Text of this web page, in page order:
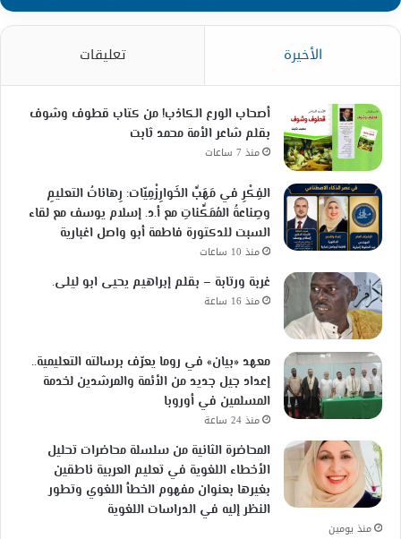
الأخيرة تعليقات
أصحاب الورع الكاذب! من كتاب قطوف وشوف
بقلم شاعر الأمة محمد ثابت
منذ 7 ساعات
الفِكْرِ في مَهَبِّ الخَوارِزْمِيّات: رِهاناتُ التعليمِ
وصِناعةُ المُمَكِّناتِ مع أ.د. إسلام يوسف مع لقاء
السبت للدكتورة فاطمة أبو واصل اغبارية
منذ 10 ساعات
غربة ورتابة – بقلم إبراهيم يحيى ابو ليلى.
منذ 16 ساعة
معهد «بيان» في روما يعرّف برسالته التعليمية..
إعداد جيل جديد من الأئمة والمرشدين لخدمة
المسلمين في أوروبا
منذ 24 ساعة
المحاضرة الثانية من سلسلة محاضرات تحليل
الأخطاء اللغوية في تعليم العربية ناطقين
بغيرها بعنوان مفهوم الخطأ اللغوي وتطور
النظر إليه في الدراسات اللغوية
منذ يومين